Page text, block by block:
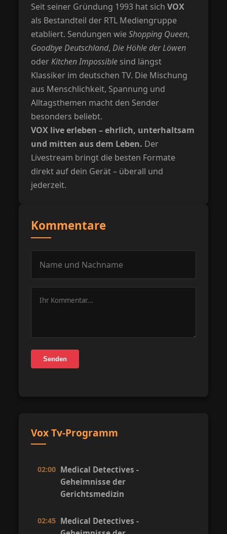
Seit seiner Gründung 1993 hat sichVOX
als Bestandteil der RTL Mediengruppe
etabliert. Sendungen wieShopping Queen,
Goodbye Deutschland,Die Höhle der Löwen
oderKitchen Impossible sind längst
Klassiker im deutschen TV. Die Mischung
aus Menschlichkeit, Spannung und
Alltagsthemen macht den Sender
besonders beliebt.
VOX live erleben – ehrlich, unterhaltsam
und mitten aus dem Leben. Der
Livestream bringt die besten Formate
direkt auf dein Gerät – überall und
jederzeit.
Kommentare
Senden
Vox Tv-Programm
02:00 Medical Detectives -
Geheimnisse der
Gerichtsmedizin
02:45 Medical Detectives -